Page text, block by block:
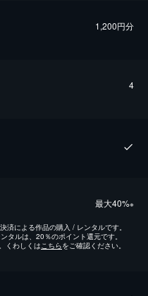
1,200円分
4
最⼤40%※
済による作品の購入 / レンタルです。
タルは、20％のポイント還元です。
くわしくは こちらをご確認ください。